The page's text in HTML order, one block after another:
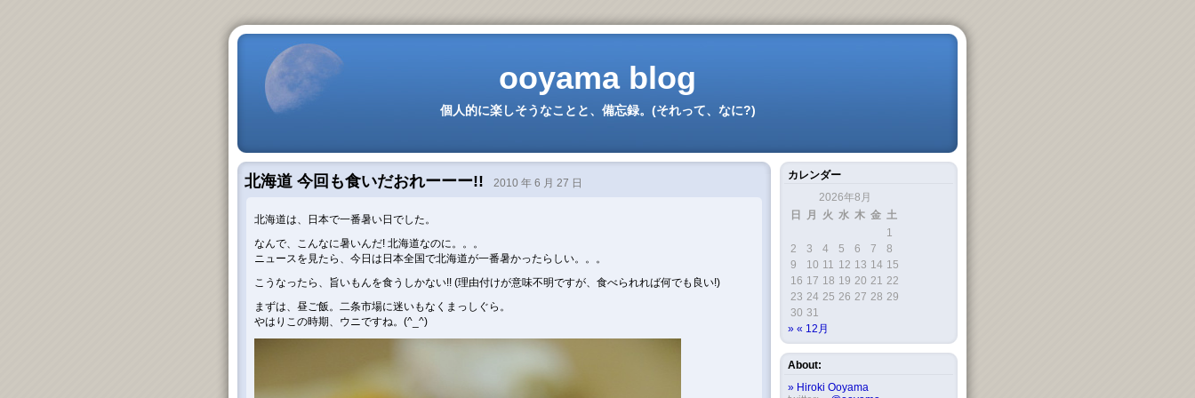
ooyama blog
個人的に楽しそうなことと、備忘録。(それって、なに?)
北海道 今回も食いだおれーーー!! 2010 年 6 月 27 日
北海道は、日本で一番暑い日でした。
なんで、こんなに暑いんだ! 北海道なのに。。。
ニュースを見たら、今日は日本全国で北海道が一番暑かったらしい。。。
こうなったら、旨いもんを食うしかない!! (理由付けが意味不明ですが、食べられれば何でも良い!)
まずは、昼ご飯。二条市場に迷いもなくまっしぐら。
やはりこの時期、ウニですね。(^_^)
カレンダー
2026年8月
日
月 火 水 木 金 土
1
2
3 4 5 6 7
8
9
10 11 12 13 14 15
16 17 18 19 20 21 22
23 24 25 26 27 28 29
30 31
« 12月
About:
Hiroki Ooyama